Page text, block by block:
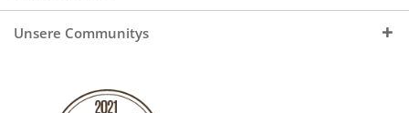
Unsere Communitys